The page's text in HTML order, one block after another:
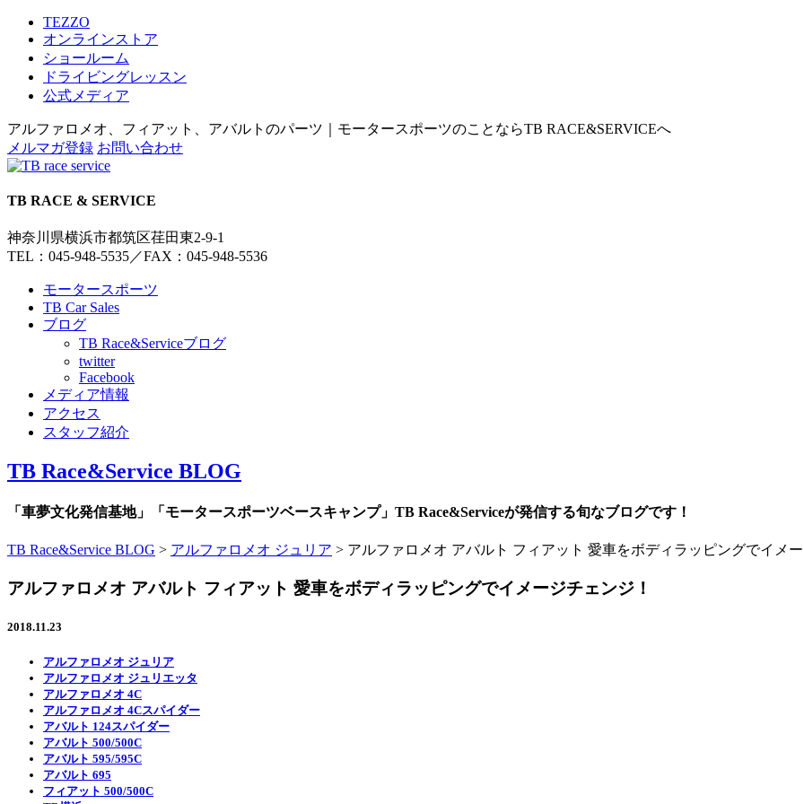
TEZZO
オンラインストア
ショールーム
ドライビングレッスン
公式メディア
アルファロメオ、フィアット、アバルトのパーツ｜モータースポーツのことならTB RACE&SERVICEへ
メルマガ登録 お問い合わせ
TB RACE & SERVICE
神奈川県横浜市都筑区荏田東2-9-1
TEL：045-948-5535／FAX：045-948-5536
モータースポーツ
TB Car Sales
ブログ
TB Race&Serviceブログ
twitter
Facebook
メディア情報
アクセス
スタッフ紹介
TB Race&Service BLOG
「車夢文化発信基地」「モータースポーツベースキャンプ」TB Race&Serviceが発信する旬なブログです！
TB Race&Service BLOG > アルファロメオ ジュリア > アルファロメオ アバルト フィアット 愛車をボディラッピングでイメー
アルファロメオ アバルト フィアット 愛車をボディラッピングでイメージチェンジ！
2018.11.23
アルファロメオ ジュリア
アルファロメオ ジュリエッタ
アルファロメオ 4C
アルファロメオ 4Cスパイダー
アバルト 124スパイダー
アバルト 500/500C
アバルト 595/595C
アバルト 695
フィアット 500/500C